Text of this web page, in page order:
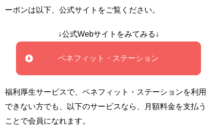
ーポンは以下、公式サイトをご覧ください。
↓公式Webサイトをみてみる↓
ベネフィット・ステーション
福利厚生サービスで、ベネフィット・ステーションを利用
できない方でも、以下のサービスなら、月額料金を支払う
ことで会員になれます。